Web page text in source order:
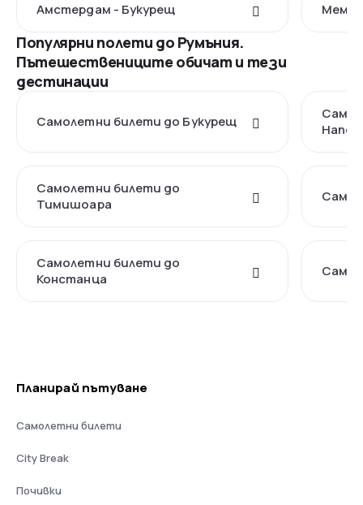
Амстердам - Букурещ
Популярни полети до Румъния.
Пътешествениците обичат и тези
дестинации
Самолетни билети до Букурещ
Самолетни билети до
Тимишоара
Самолетни билети до
Констанца
Планирай пътуване
Самолетни билети
City Break
Почивки